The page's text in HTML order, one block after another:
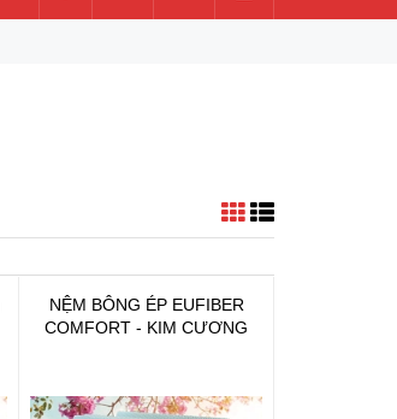
NỆM BÔNG ÉP EUFIBER
COMFORT - KIM CƯƠNG